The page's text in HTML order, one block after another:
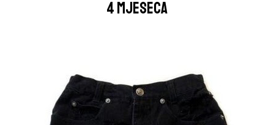
4 MJESECA